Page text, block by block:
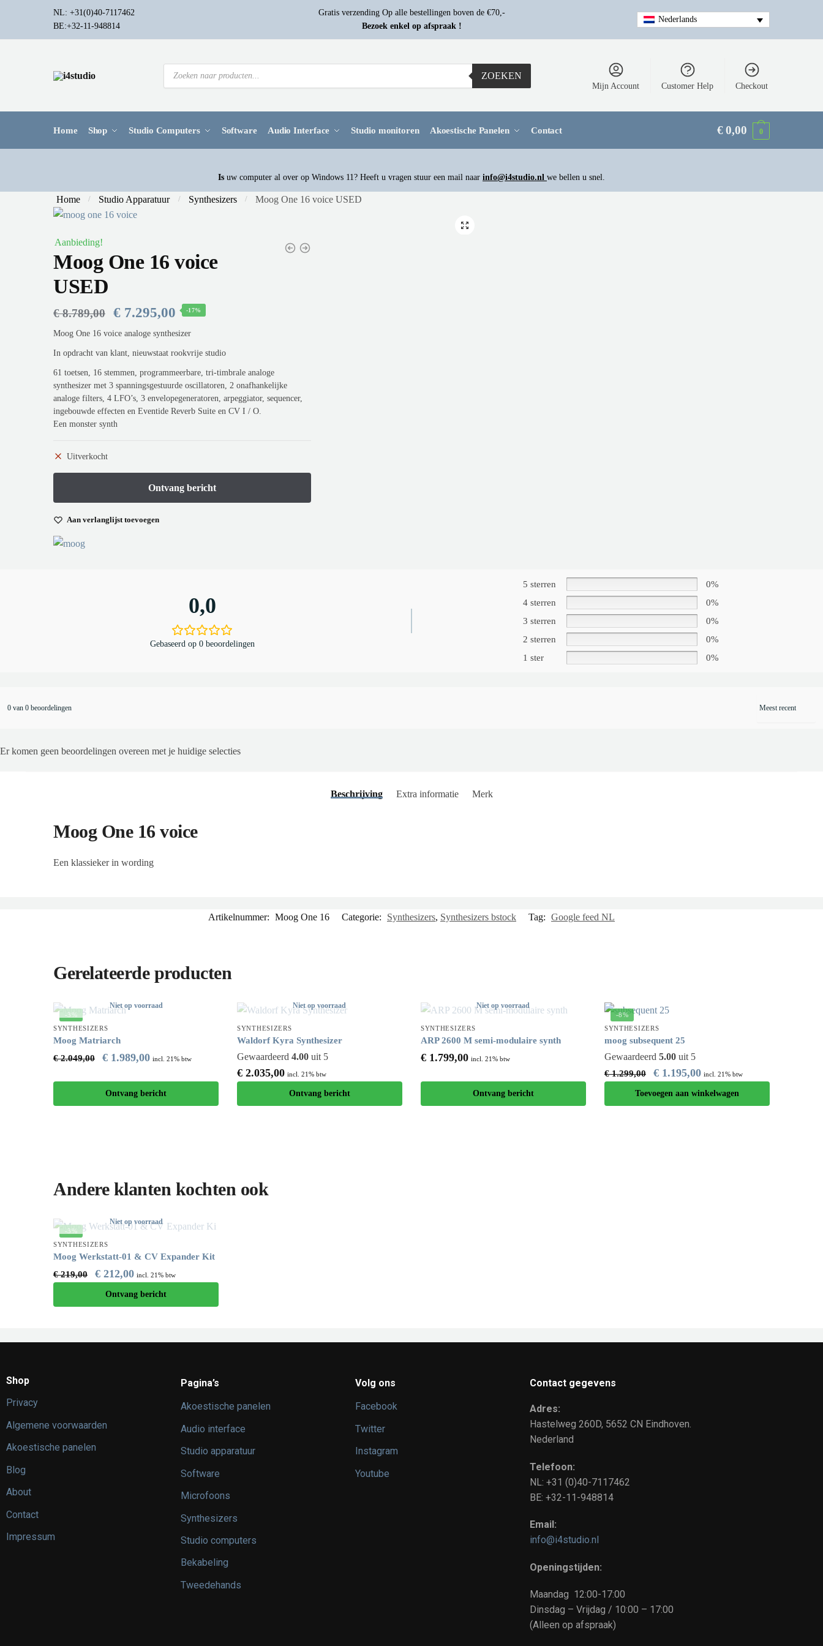
NL: +31(0)40-7117462
BE:+32-11-948814
Gratis verzending Op alle bestellingen boven de €70,-
Bezoek enkel op afspraak !
Nederlands
ZOEKEN
Mijn Account Customer Help Checkout
Home Shop Studio Computers Software Audio Interface Studio monitoren Akoestische Panelen Contact €0,00 0
Is uw computer al over op Windows 11? Heeft u vragen stuur een mail naar info@i4studio.nl we bellen u snel.
Home / Studio Apparatuur / Synthesizers / Moog One 16 voice USED
🔍
Aanbieding!
Moog One 16 voice
USED
€8.789,00 € 7.295,00 -17%
Moog One 16 voice analoge synthesizer
In opdracht van klant, nieuwstaat rookvrije studio
61 toetsen, 16 stemmen, programmeerbare, tri-timbrale analoge
synthesizer met 3 spanningsgestuurde oscillatoren, 2 onafhankelijke
analoge filters, 4 LFO’s, 3 envelopegeneratoren, arpeggiator, sequencer,
ingebouwde effecten en Eventide Reverb Suite en CV I / O.
Een monster synth
Uitverkocht
Aan verlanglijst toevoegen
0,0
Gebaseerd op 0 beoordelingen
5 sterren
0%
4 sterren
0%
3 sterren
0%
2 sterren
0%
1 ster
0%
0 van 0 beoordelingen
Er komen geen beoordelingen overeen met je huidige selecties
Beschrijving Extra informatie Merk
Moog One 16 voice
Een klassieker in wording
Artikelnummer: Moog One 16 Categorie: Synthesizers, Synthesizers bstock Tag: Google feed NL
Gerelateerde producten
-3%
Niet op voorraad
SYNTHESIZERS
Moog Matriarch
€2.049,00 € 1.989,00 incl. 21% btw
Ontvang bericht
Niet op voorraad
SYNTHESIZERS
Waldorf Kyra Synthesizer
Gewaardeerd 4.00 uit 5
€ 2.035,00 incl. 21% btw
Ontvang bericht
Niet op voorraad
SYNTHESIZERS
ARP 2600 M semi-modulaire synth
€1.799,00 incl. 21% btw
Ontvang bericht
-8%
SYNTHESIZERS
moog subsequent 25
Gewaardeerd 5.00uit 5
€1.299,00 €1.195,00 incl. 21% btw
Toevoegen aan winkelwagen
Andere klanten kochten ook
-3%
Niet op voorraad
SYNTHESIZERS
Moog Werkstatt-01 & CV Expander Kit
€219,00 € 212,00 incl. 21% btw
Ontvang bericht
Shop
Privacy
Algemene voorwaarden
Akoestische panelen
Blog
About
Contact
Impressum
Pagina’s
Akoestische panelen
Audio interface
Studio apparatuur
Software
Microfoons
Synthesizers
Studio computers
Bekabeling
Tweedehands
Volg ons
Facebook
Twitter
Instagram
Youtube
Contact gegevens
Adres:
Hastelweg 260D, 5652 CN Eindhoven.
Nederland
Telefoon:
NL: +31 (0)40-7117462
BE: +32-11-948814
Email:
info@i4studio.nl
Openingstijden:
Maandag 12:00-17:00
Dinsdag – Vrijdag / 10:00 – 17:00
(Alleen op afspraak)